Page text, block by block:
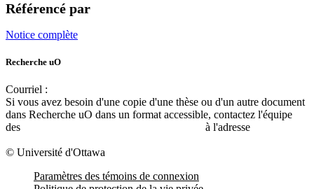
Référencé par
Notice complète
Recherche uO
Courriel :
Si vous avez besoin d'une copie d'une thèse ou d'un autre document
dans Recherche uO dans un format accessible, contactez l'équipe
des
à l'adresse
© Université d'Ottawa
Paramètres des témoins de connexion